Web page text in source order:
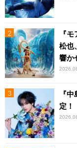
『
松也
響か
『
定！